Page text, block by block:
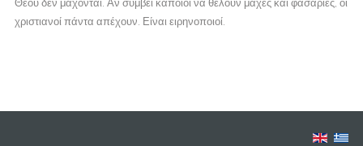
Θεού δεν μάχονται. Αν συμβεί κάποιοι να θέλουν μάχες και φασαρίες, οι
χριστιανοί πάντα απέχουν. Είναι ειρηνοποιοί.